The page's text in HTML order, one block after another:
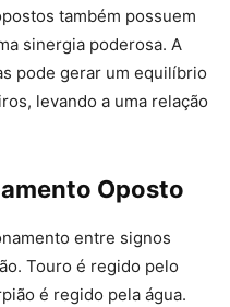
também possuem
sinergia poderosa. A
pode gerar um equilíbrio
levando a uma relação
Oposto
entre signos
Touro é regido pelo
é regido pela água.